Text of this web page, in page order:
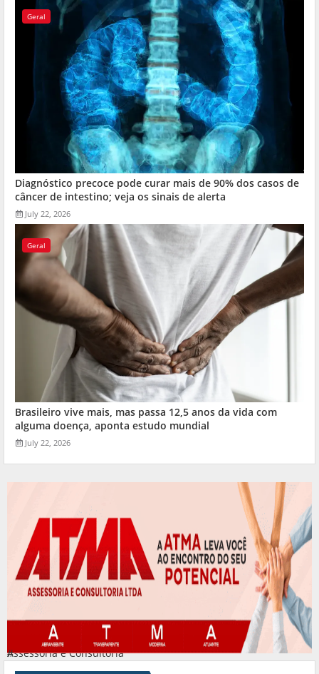
Geral
Diagnóstico precoce pode curar mais de 90% dos casos de
câncer de intestino; veja os sinais de alerta
July 22, 2026
Geral
Brasileiro vive mais, mas passa 12,5 anos da vida com
alguma doença, aponta estudo mundial
July 22, 2026
Assessoria e Consultoria
#